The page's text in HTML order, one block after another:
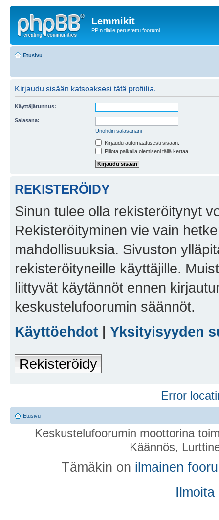
Lemmikit
PP:n tilalle perustettu foorumi
Etusivu
Kirjaudu sisään katsoaksesi tätä profiilia.
Käyttäjätunnus:
Salasana:
Unohdin salasanani
Kirjaudu automaattisesti sisään.
Piilota paikalla olemiseni tällä kertaa
REKISTERÖIDY
Sinun tulee olla rekisteröitynyt
Rekisteröityminen vie vain
mahdollisuuksia. Sivuston
rekisteröityneille käyttäjille.
liittyvät käytännöt ennen
keskustelufoorumin säännöt.
Käyttöehdot | Yksityisyyden
Rekisteröidy
Error
Etusivu
Keskustelufoorumin moottorina
Käännös,
Tämäkin on ilmainen